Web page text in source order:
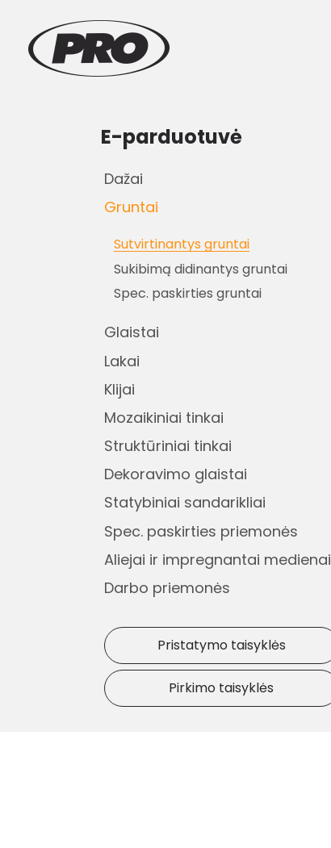
E-parduotuvė
Dažai
Gruntai
Sutvirtinantys gruntai
Sukibimą didinantys gruntai
Spec. paskirties gruntai
Glaistai
Lakai
Klijai
Mozaikiniai tinkai
Struktūriniai tinkai
Dekoravimo glaistai
Statybiniai sandarikliai
Spec. paskirties priemonės
Aliejai ir impregnantai medienai
Darbo priemonės
Pristatymo taisyklės
Pirkimo taisyklės